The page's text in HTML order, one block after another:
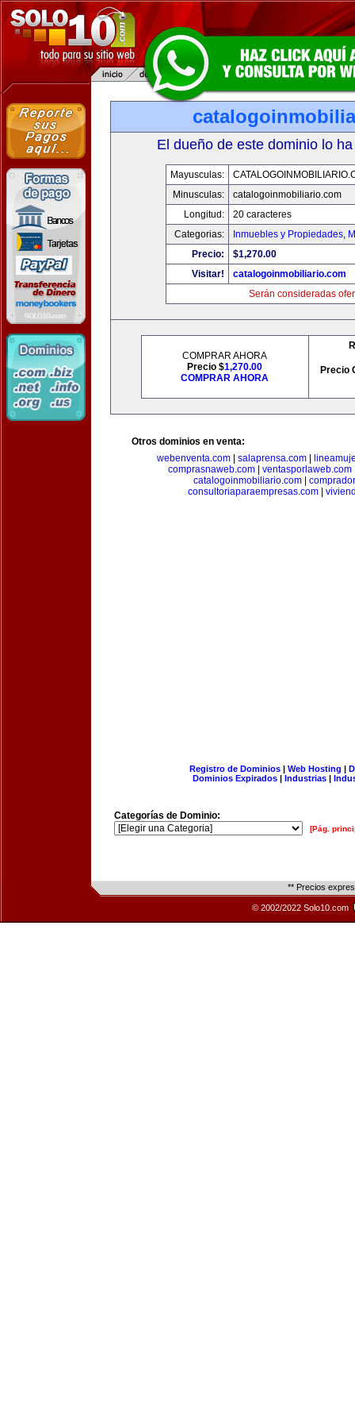
El dueño de este dominio lo
Mayusculas:
Minusculas:
catalogoinmobiliario.com
Longitud:
20 caracteres
Categorias:
Inmuebles y Propiedades,
Precio:
$1,270.00
Visitar!
catalogoinmobiliario.com
Serán consideradas
COMPRAR AHORA
Precio $1,270.00
COMPRAR AHORA
Precio
Otros dominios en venta:
webenventa.com
salaprensa.com
comprasnaweb.com
ventasporlaweb.com
catalogoinmobiliario.com|
consultoriaparaempresas.com|
Registro de Dominios| Web Hosting |
Dominios Expirados | Industrias |
Categorías de Dominio:
[Pág.
** Precios
© 2002/2022 Solo10.com